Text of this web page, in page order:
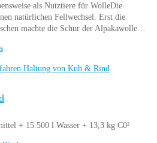
als Nutztiere für WolleDie
natürlichen Fellwechsel. Erst die
machte die Schur der Alpakawolle…
+ 15.500 l Wasser + 13,3 kg C0²